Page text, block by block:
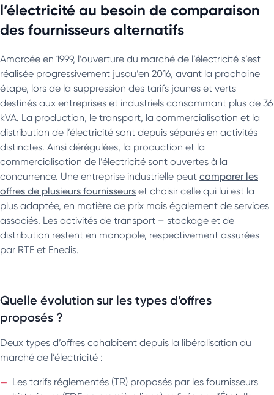
l’électricité au besoin de comparaison
des fournisseurs alternatifs
Amorcée en 1999, l’ouverture du marché de l’électricité s’est
réalisée progressivement jusqu’en 2016, avant la prochaine
étape, lors de la suppression des tarifs jaunes et verts
destinés aux entreprises et industriels consommant plus de 36
kVA. La production, le transport, la commercialisation et la
distribution de l’électricité sont depuis séparés en activités
distinctes. Ainsi dérégulées, la production et la
commercialisation de l’électricité sont ouvertes à la
concurrence. Une entreprise industrielle peut comparer les
offres de plusieurs fournisseurs et choisir celle qui lui est la
plus adaptée, en matière de prix mais également de services
associés. Les activités de transport – stockage et de
distribution restent en monopole, respectivement assurées
par RTE et Enedis.
Quelle évolution sur les types d’offres
proposés ?
Deux types d’offres cohabitent depuis la libéralisation du
marché de l’électricité :
Les tarifs réglementés (TR) proposés par les fournisseurs